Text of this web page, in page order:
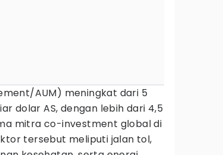
AUM) meningkat dari 5
dolar AS, dengan lebih dari 4,5
mitra co-investment global di
tersebut meliputi jalan tol,